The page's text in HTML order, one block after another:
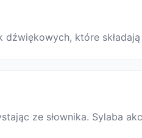
które
ze słownika. Sylaba